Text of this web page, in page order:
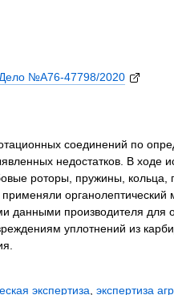
№А76-47798/2020
соединений по
недостатков. В ходе
роторы, пружины,
производителя для
уплотнений из
экспертиза, экспертиза